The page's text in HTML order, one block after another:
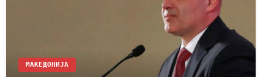
МАКЕДОНИЈА